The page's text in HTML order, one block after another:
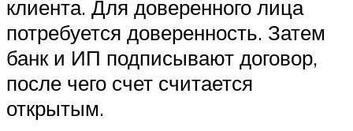
клиента. Для доверенного лица
потребуется доверенность. Затем
банк и ИП подписывают договор,
после чего счет считается
открытым.